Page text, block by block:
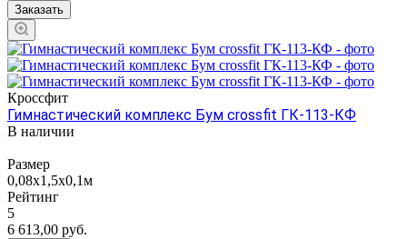
Заказать
Кроссфит
Гимнастический комплекс Бум crossfit ГК-113-КФ
В наличии
Размер
0,08х1,5х0,1м
Рейтинг
5
6 613,00 руб.